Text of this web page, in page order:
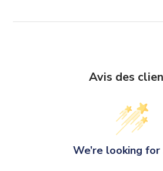
Avis des
We’re looking